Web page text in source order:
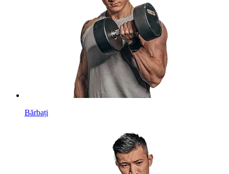
Bărbați